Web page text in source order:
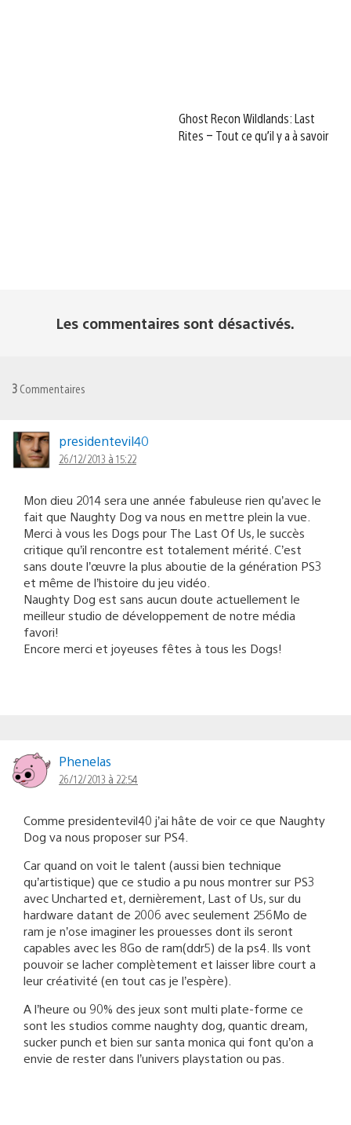
Ghost Recon Wildlands: Last
Rites – Tout ce qu’il y a à savoir
Les commentaires sont désactivés.
3 Commentaires
presidentevil40
26/12/2013 à 15:22
Mon dieu 2014 sera une année fabuleuse rien qu’avec le
fait que Naughty Dog va nous en mettre plein la vue.
Merci à vous les Dogs pour The Last Of Us, le succès
critique qu’il rencontre est totalement mérité. C’est
sans doute l’œuvre la plus aboutie de la génération PS3
et même de l’histoire du jeu vidéo.
Naughty Dog est sans aucun doute actuellement le
meilleur studio de développement de notre média
favori!
Encore merci et joyeuses fêtes à tous les Dogs!
Phenelas
26/12/2013 à 22:54
Comme presidentevil40 j’ai hâte de voir ce que Naughty
Dog va nous proposer sur PS4.
Car quand on voit le talent (aussi bien technique
qu’artistique) que ce studio a pu nous montrer sur PS3
avec Uncharted et, dernièrement, Last of Us, sur du
hardware datant de 2006 avec seulement 256Mo de
ram je n’ose imaginer les prouesses dont ils seront
capables avec les 8Go de ram(ddr5) de la ps4. Ils vont
pouvoir se lacher complètement et laisser libre court a
leur créativité (en tout cas je l’espère).
A l’heure ou 90% des jeux sont multi plate-forme ce
sont les studios comme naughty dog, quantic dream,
sucker punch et bien sur santa monica qui font qu’on a
envie de rester dans l’univers playstation ou pas.